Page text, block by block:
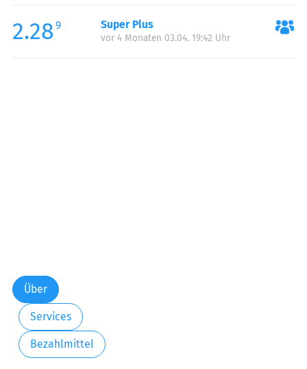
2.28 9 Super Plus
vor 4 Monaten 03.04. 19:42 Uhr
Über
Services
Bezahlmittel